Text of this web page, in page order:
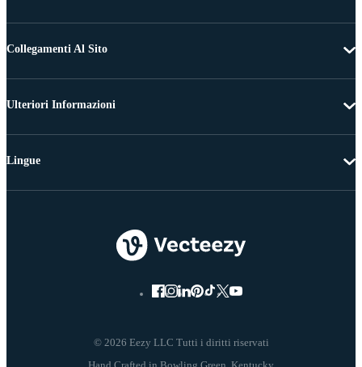
Collegamenti Al Sito
Ulteriori Informazioni
© 2026 Eezy LLC Tutti i diritti riservati
Lingue